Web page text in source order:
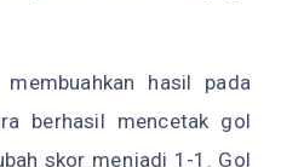
hasil pada
berhasil mencetak gol
skor menjadi 1-1. Gol